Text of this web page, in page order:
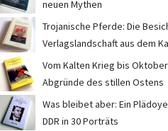
neuen Mythen
Trojanische Pferde: Die
Verlagslandschaft aus dem
Vom Kalten Krieg bis
Abgründe des stillen Ostens
Was bleibet aber: Ein
DDR in 30 Porträts